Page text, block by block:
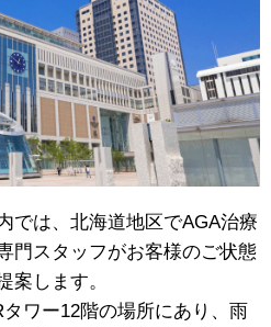
では、北海道地区でAGA治療
門スタッフがお客様のご状態
案します。
ワー12階の場所にあり、雨